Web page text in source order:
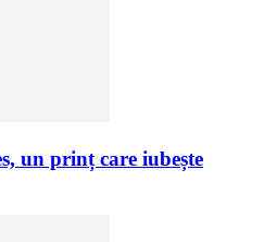
un prinț care iubește